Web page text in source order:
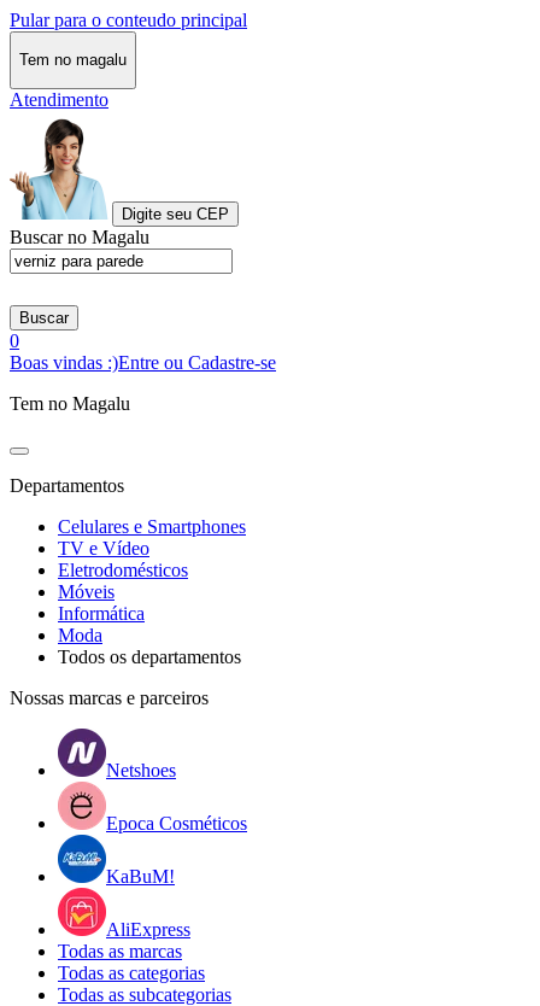
Pular para o conteudo principal
Tem no magalu
Atendimento
Digite seu CEP
Buscar no Magalu
Buscar
0
Boas vindas :)Entre ou Cadastre-se
Tem no Magalu
Departamentos
Celulares e Smartphones
TV e Vídeo
Eletrodomésticos
Móveis
Informática
Moda
Todos os departamentos
Nossas marcas e parceiros
Netshoes
Epoca Cosméticos
KaBuM!
AliExpress
Todas as marcas
Todas as categorias
Todas as subcategorias